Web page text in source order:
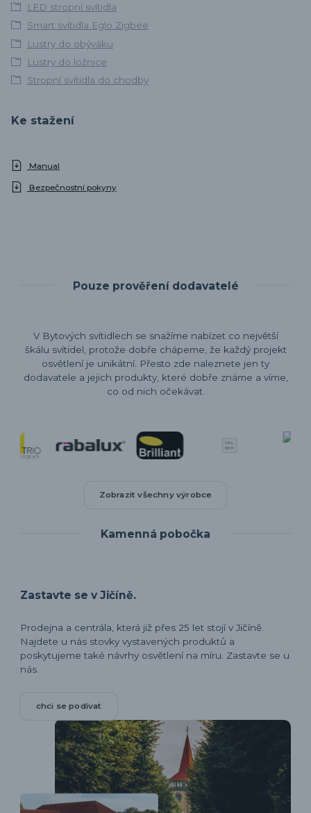
LED stropní svítidla
Smart svítidla Eglo Zigbee
Lustry do obýváku
Lustry do ložnice
Stropní svítidla do chodby
Ke stažení
Manual
Bezpečnostní pokyny
Pouze prověření dodavatelé
V Bytových svítidlech se snažíme nabízet co největší
škálu svítidel, protože dobře chápeme, že každý projekt
osvětlení je unikátní. Přesto zde naleznete jen ty
dodavatele a jejich produkty, které dobře známe a víme,
co od nich očekávat.
Zobrazit všechny výrobce
Kamenná pobočka
Zastavte se v Jičíně.
Prodejna a centrála, která již přes 25 let stojí v Jičíně.
Najdete u nás stovky vystavených produktů a
poskytujeme také návrhy osvětlení na míru. Zastavte se u
nás.
chci se podívat